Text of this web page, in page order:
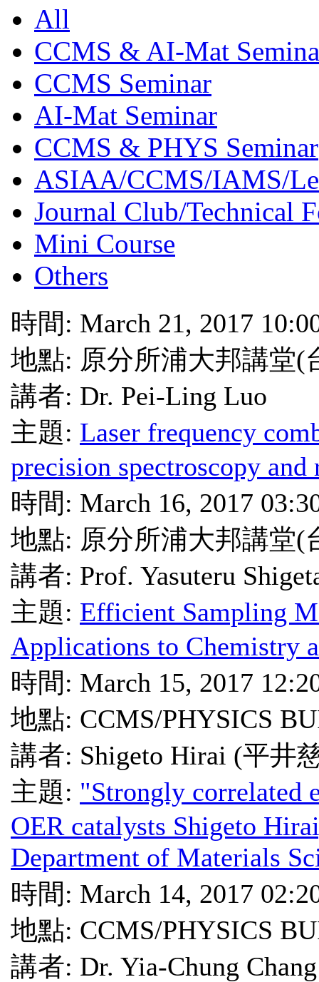
All
CCMS & AI-Mat
CCMS Seminar
AI-Mat Seminar
CCMS & PHYS Seminar
ASIAA/CCMS/IAMS/
Journal Club/Technical
Mini Course
Others
時間: March 21, 2017
地點: 原分所浦大邦講堂(
講者: Dr. Pei-Ling Luo
主題: Laser frequency
precision spectroscopy and
時間: March 16, 2017
地點: 原分所浦大邦講堂(
講者: Prof. Yasuteru
主題: Efficient Sampling
Applications to Chemistry
時間: March 15, 2017
地點: CCMS/PHYSICS
講者: Shigeto Hirai (平井
主題: "Strongly correlated
OER catalysts Shigeto
Department of Materials
時間: March 14, 2017
地點: CCMS/PHYSICS
講者: Dr. Yia-Chung Chang